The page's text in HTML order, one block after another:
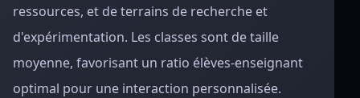
ressources, et de terrains de recherche et
d'expérimentation. Les classes sont de taille
moyenne, favorisant un ratio élèves-enseignant
optimal pour une interaction personnalisée.